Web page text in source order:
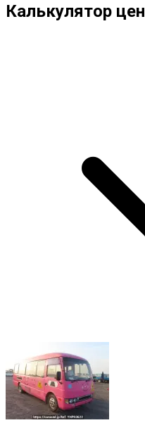
Калькулятор цен